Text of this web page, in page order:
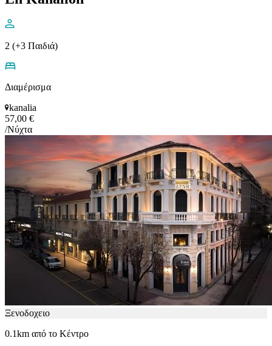
2 (+3 Παιδιά)
Διαμέρισμα
kanalia
57,00 €
/Νύχτα
Ξενοδοχειο
0.1km από το Κέντρο